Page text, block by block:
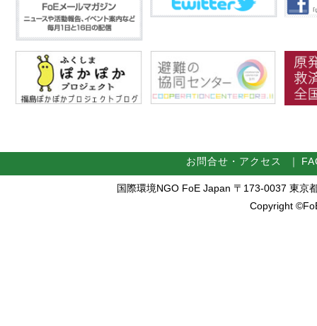
お問合せ・アクセス
国際環境NGO FoE Japan 〒173-0037 東
Copyright